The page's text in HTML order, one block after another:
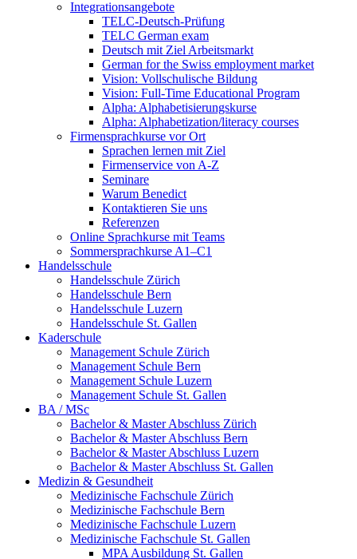
Integrationsangebote
TELC-Deutsch-Prüfung
TELC German exam
Deutsch mit Ziel Arbeitsmarkt
German for the Swiss employment market
Vision: Vollschulische Bildung
Vision: Full-Time Educational Program
Alpha: Alphabetisierungskurse
Alpha: Alphabetization/literacy courses
Firmensprachkurse vor Ort
Sprachen lernen mit Ziel
Firmenservice von A-Z
Seminare
Warum Benedict
Kontaktieren Sie uns
Referenzen
Online Sprachkurse mit Teams
Sommersprachkurse A1–C1
Handelsschule
Handelsschule Zürich
Handelsschule Bern
Handelsschule Luzern
Handelsschule St. Gallen
Kaderschule
Management Schule Zürich
Management Schule Bern
Management Schule Luzern
Management Schule St. Gallen
BA / MSc
Bachelor & Master Abschluss Zürich
Bachelor & Master Abschluss Bern
Bachelor & Master Abschluss Luzern
Bachelor & Master Abschluss St. Gallen
Medizin & Gesundheit
Medizinische Fachschule Zürich
Medizinische Fachschule Bern
Medizinische Fachschule Luzern
Medizinische Fachschule St. Gallen
MPA Ausbildung St. Gallen